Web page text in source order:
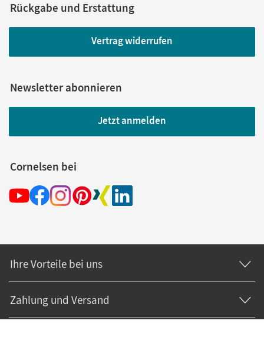
Rückgabe und Erstattung
Vertrag widerrufen
Newsletter abonnieren
Jetzt anmelden
Cornelsen bei
Ihre Vorteile bei uns
Zahlung und Versand